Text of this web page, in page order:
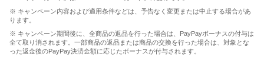
※ キャンペーン内容および適用条件などは、予告なく変更または中止する場合があ
ります。
※ キャンペーン期間後に、全商品の返品を行った場合は、PayPayボーナスの付与は
全て取り消されます。一部商品の返品または商品の交換を行った場合は、対象とな
った返金後のPayPay決済金額に応じたボーナスが付与されます。